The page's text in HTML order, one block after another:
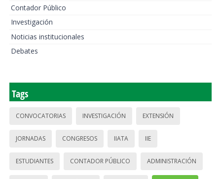
Contador Público
Investigación
Noticias institucionales
Debates
Tags
CONVOCATORIAS INVESTIGACIÓN EXTENSIÓN
JORNADAS CONGRESOS IIATA IIE
ESTUDIANTES CONTADOR PÚBLICO ADMINISTRACIÓN